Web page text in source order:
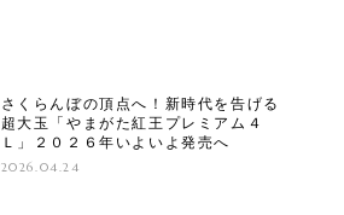
さくらんぼの頂点へ！新時代を告げる
超大玉「やまがた紅王プレミアム４
Ｌ」２０２６年いよいよ発売へ
2026.04.24